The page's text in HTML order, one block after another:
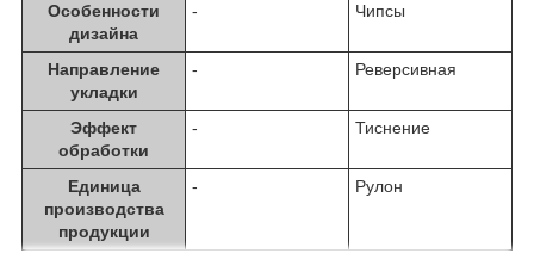
Особенности
дизайна
- Чипсы
Направление
укладки
- Реверсивная
Эффект
обработки
- Тиснение
Единица
производства
продукции
- Рулон